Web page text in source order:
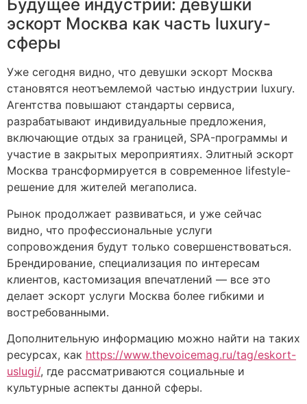
Будущее индустрии: девушки
эскорт Москва как часть luxury-
сферы
Уже сегодня видно, что девушки эскорт Москва
становятся неотъемлемой частью индустрии luxury.
Агентства повышают стандарты сервиса,
разрабатывают индивидуальные предложения,
включающие отдых за границей, SPA-программы и
участие в закрытых мероприятиях. Элитный эскорт
Москва трансформируется в современное lifestyle-
решение для жителей мегаполиса.
Рынок продолжает развиваться, и уже сейчас
видно, что профессиональные услуги
сопровождения будут только совершенствоваться.
Брендирование, специализация по интересам
клиентов, кастомизация впечатлений — все это
делает эскорт услуги Москва более гибкими и
востребованными.
Дополнительную информацию можно найти на таких
ресурсах, как https://www.thevoicemag.ru/tag/eskort-
uslugi/, где рассматриваются социальные и
культурные аспекты данной сферы.